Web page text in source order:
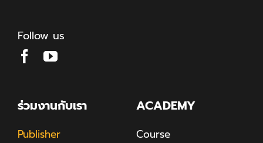
Follow us
ร่วมงานกับเรา
Publisher
ACADEMY
Course